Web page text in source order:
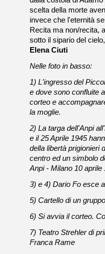
scelta della morte
invece che l'eternità
Recita ma non/recita,
sotto il sipario del
Elena Ciuti
Nelle foto in basso:
1) L'ingresso del
e dove sono confluite
corteo e
la moglie.
2) La targa dell'Anpi
e il 25 Aprile 1945
della libertà prigionieri
centro ed un simbolo
Anpi - Milano 10 aprile
3) e 4) Dario Fo esce
5) Cartello di un
6) Si avvia il corteo.
7) Teatro Strehler di
Franca Rame